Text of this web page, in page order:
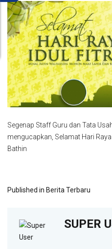
Segenap Staff Guru dan Tata
mengucapkan, Selamat Hari
Bathin
Published in Berita Terbaru
SUPER